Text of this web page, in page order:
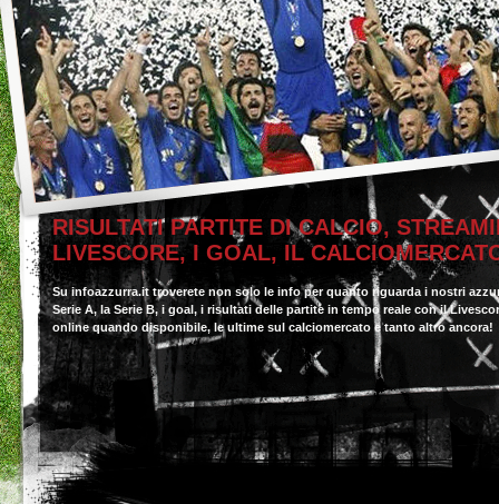
RISULTATI PARTITE DI CALCIO,
LIVESCORE, I GOAL, IL
Su infoazzurra.it troverete non solo le info per quanto riguarda i nostri
Serie A, la Serie B, i goal, i risultati delle partite in tempo reale con il
online quando disponibile, le ultime sul calciomercato e tanto altro ancora!